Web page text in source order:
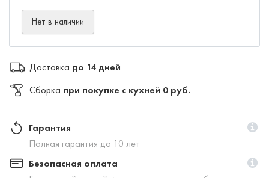
Нет в наличии
Доставка до 14 дней
Сборка при покупке с кухней 0 руб.
Гарантия
Полная гарантия до 10 лет
Безопасная оплата